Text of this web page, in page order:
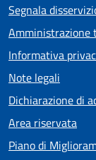
Segnala
Amministrazione
Informativa
Note legali
Dichiarazione di
Area riservata
Piano di